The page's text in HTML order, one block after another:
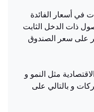
في أسعار الفائدة
ذات الدخل الثابت
على سعر الصندوق
مثل النمو و
و بالتالي على